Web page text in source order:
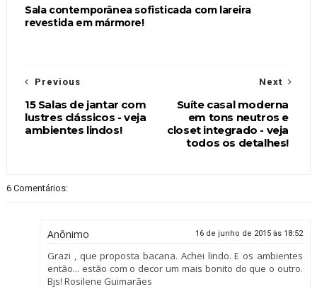
Sala contemporânea sofisticada com lareira
revestida em mármore!
Next
Suíte casal moderna
em tons neutros e
closet integrado - veja
todos os detalhes!
Previous
15 Salas de jantar com
lustres clássicos - veja
ambientes lindos!
6 Comentários:
Anônimo 16 de junho de 2015 às 18:52
Grazi , que proposta bacana. Achei lindo. E os ambientes
então... estão com o decor um mais bonito do que o outro.
Bjs! Rosilene Guimarães